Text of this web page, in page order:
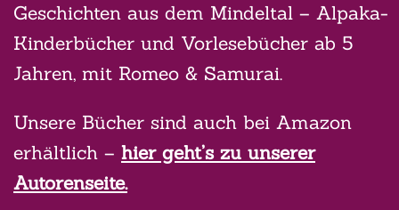
Geschichten aus dem Mindeltal – Alpaka-
Kinderbücher und Vorlesebücher ab 5
Jahren, mit Romeo & Samurai.
Unsere Bücher sind auch bei Amazon
erhältlich – hier geht’s zu unserer
Autorenseite.